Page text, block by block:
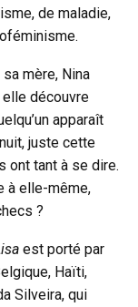
de maladie,
mère, Nina
découvre
apparaît
juste cette
ont tant à se dire.
à elle-même,
?
est porté par
Haïti,
Silveira, qui